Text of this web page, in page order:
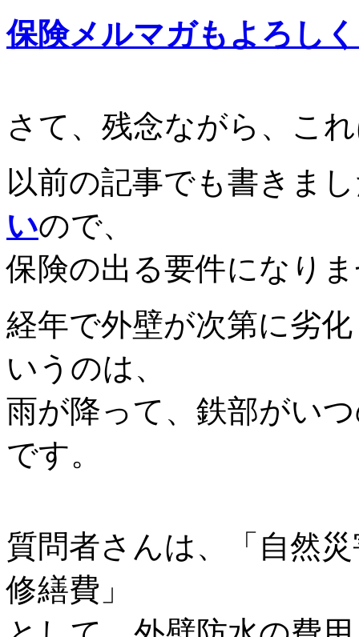
保険メルマガもよろし
さて、残念ながら、こ
以前の記事でも書きま
いので、
保険の出る要件になり
経年で外壁が次第に劣
いうのは、
雨が降って、鉄部がい
です。
質問者さんは、「自然
修繕費」